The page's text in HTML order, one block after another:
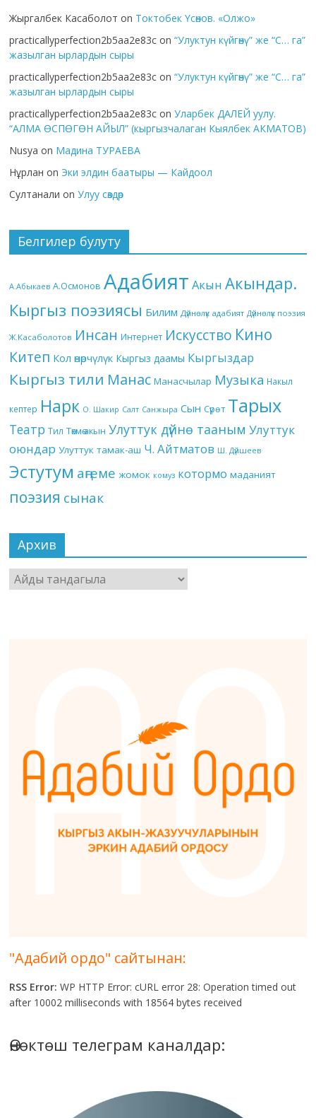
Жыргалбек Касаболот on Токтобек Үсөнов. «Олжо»
practicallyperfection2b5aa2e83c on“Улуктун күйгөнү” же “С… га”
жазылган ырлардын сыры
practicallyperfection2b5aa2e83c on“Улуктун күйгөнү” же “С… га”
жазылган ырлардын сыры
practicallyperfection2b5aa2e83c onУларбек ДАЛЕЙ уулу.
“АЛМА ӨСПӨГӨН АЙЫЛ” (кыргызчалаган Кыялбек АКМАТОВ)
Nusya on Мадина ТУРАЕВА
Нұрлан on Эки элдин баатыры — Кайдоол
Султанали onУлуу сөздөр
Белгилер булуту
А.Абыкаев А.Осмонов Адабият Акын Акындар.
Кыргыз поэзиясы Билим Дүйнөлүк адабият Дүйнөлүк поэзия
Ж.Касаболотов Инсан Интернет Искусство Кино
Китеп Кол өнөрчүлүк Кыргыз даамы Кыргыздар
Кыргыз тили Манас Манасчылар Музыка Накыл
кептер Нарк О. Шакир Салт Санжыра Сын Сүрөт Тарых
Театр Тил Төкмө акын Улуттук дүйнө тааным Улуттук
оюндар Улуттук тамак-аш Ч. Айтматов Ш. Дүйшеев
Эстутум аңгеме жомок комуз котормо маданият
поэзия сынак
Архив
Архив
"Адабий ордо" сайтынан:
RSS Error: WP HTTP Error: cURL error 28: Operation timed out
after 10002 milliseconds with 18564 bytes received
Өнөктөш телеграм каналдар: